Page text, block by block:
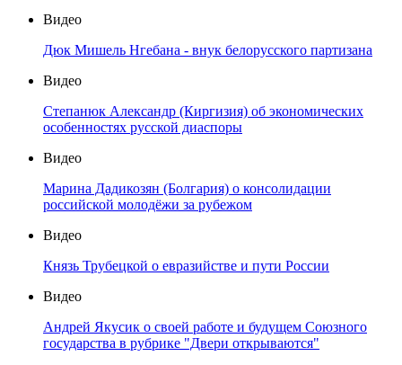
Видео
Дюк Мишель Нгебана - внук белорусского партизана
Видео
Степанюк Александр (Киргизия) об экономических
особенностях русской диаспоры
Видео
Марина Дадикозян (Болгария) о консолидации
российской молодёжи за рубежом
Видео
Князь Трубецкой о евразийстве и пути России
Видео
Андрей Якусик о своей работе и будущем Союзного
государства в рубрике "Двери открываются"